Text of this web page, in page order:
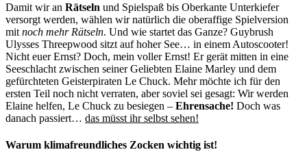
Damit wir an Rätseln und Spielspaß bis Oberkante Unterkiefer
versorgt werden, wählen wir natürlich die oberaffige Spielversion
mit noch mehr Rätseln. Und wie startet das Ganze? Guybrush
Ulysses Threepwood sitzt auf hoher See… in einem Autoscooter!
Nicht euer Ernst? Doch, mein voller Ernst! Er gerät mitten in eine
Seeschlacht zwischen seiner Geliebten Elaine Marley und dem
gefürchteten Geisterpiraten Le Chuck. Mehr möchte ich für den
ersten Teil noch nicht verraten, aber soviel sei gesagt: Wir werden
Elaine helfen, Le Chuck zu besiegen – Ehrensache! Doch was
danach passiert… das müsst ihr selbst sehen!
Warum klimafreundliches Zocken wichtig ist!